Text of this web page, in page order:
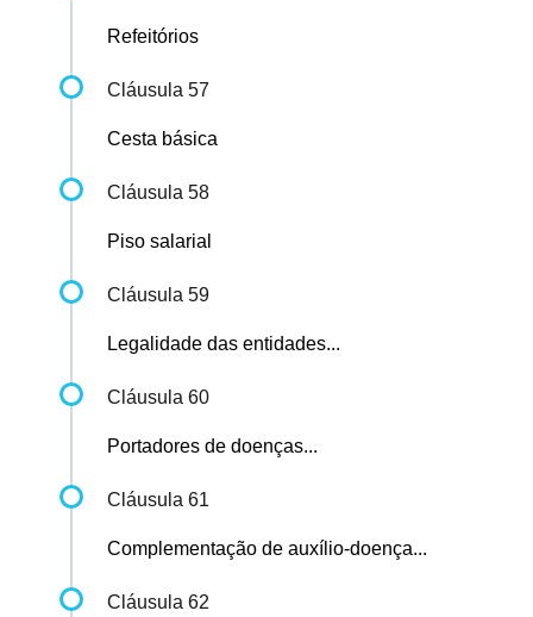
Refeitórios
Cláusula 57
Cesta básica
Cláusula 58
Piso salarial
Cláusula 59
Legalidade das entidades...
Cláusula 60
Portadores de doenças...
Cláusula 61
Complementação de auxílio-doença...
Cláusula 62